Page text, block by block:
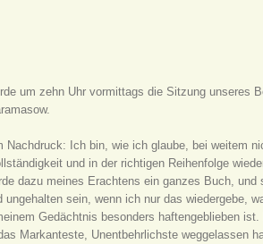
um zehn Uhr vormittags die Sitzung unseres
Nachdruck: Ich bin, wie ich glaube, bei weitem
und in der richtigen Reihenfolge
dazu meines Erachtens ein ganzes Buch, und
sein, wenn ich nur das wiedergebe,
Gedächtnis besonders haftengeblieben
Markanteste, Unentbehrlichste weggelassen